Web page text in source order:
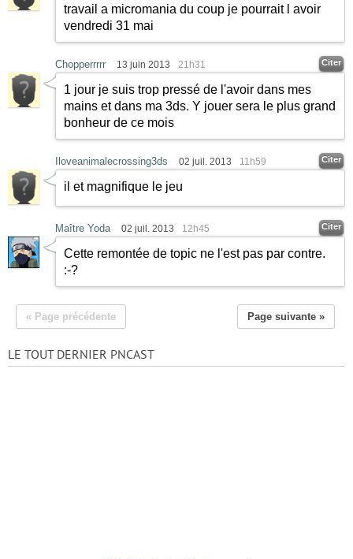
travail a micromania du coup je pourrait l avoir
vendredi 31 mai
Chopperrrrr 13 juin 2013 21h31 Citer
1 jour je suis trop pressé de l'avoir dans mes
mains et dans ma 3ds. Y jouer sera le plus grand
bonheur de ce mois
Iloveanimalecrossing3ds 02 juil. 2013 11h59 Citer
il et magnifique le jeu
Maître Yoda 02 juil. 2013 12h45 Citer
Cette remontée de topic ne l'est pas par contre.
:-?
« Page précédente Page suivante »
LE TOUT DERNIER PNCAST